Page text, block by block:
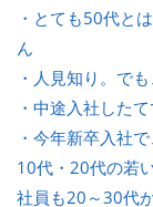
・とても50代と
ん
・人見知り。で
・中途入社した
・今年新卒入社
10代・20代の若
社員も20～30代